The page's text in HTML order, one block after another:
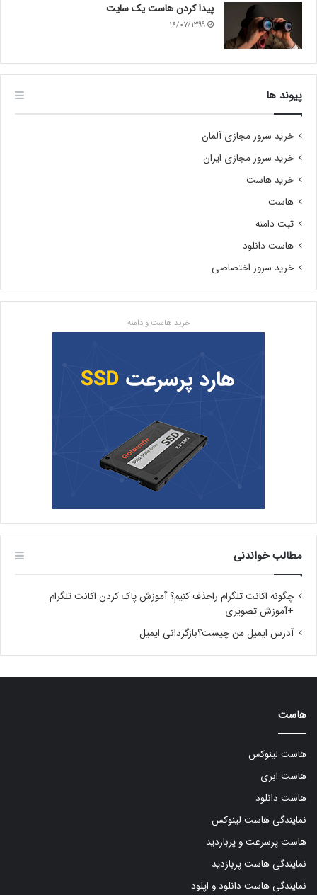
پیدا کردن هاست یک سایت
۱۶/۰۷/۱۳۹۹
پیوند ها
خرید سرور مجازی آلمان
خرید سرور مجازی ایران
خرید هاست
هاست
ثبت دامنه
هاست دانلود
خرید سرور اختصاصی
خرید هاست و دامنه
مطالب خواندنی
چگونه اکانت تلگرام راحذف کنیم؟ آموزش پاک کردن اکانت تلگرام
+آموزش تصویری
آدرس ایمیل من چیست؟بازگردانی ایمیل
هاست
هاست لینوکس
هاست ابری
هاست دانلود
نمایندگی هاست لینوکس
هاست پرسرعت و پربازدید
نمایندگی هاست پربازدید
نمایندگی هاست دانلود و اپلود